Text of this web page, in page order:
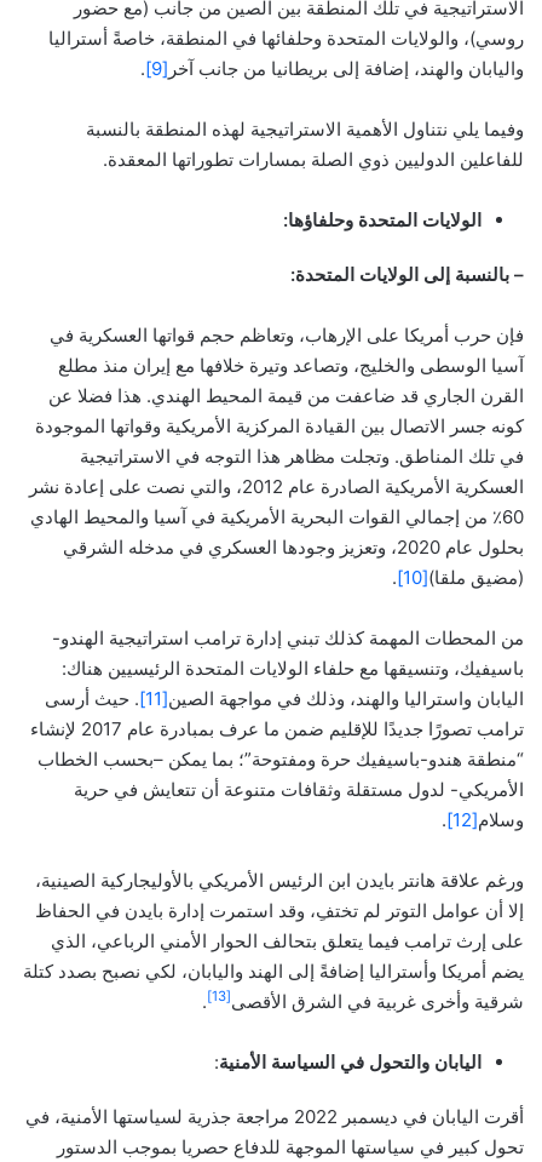
الاستراتيجية في تلك المنطقة بين الصين من جانب (مع حضور
روسي)، والولايات المتحدة وحلفائها في المنطقة، خاصةً أستراليا
واليابان والهند، إضافة إلى بريطانيا من جانب آخر [9]
.
وفيما يلي نتناول الأهمية الاستراتيجية لهذه المنطقة بالنسبة
للفاعلين الدوليين ذوي الصلة بمسارات تطوراتها المعقدة.
الولايات المتحدة وحلفاؤها:
– بالنسبة إلى الولايات المتحدة:
فإن حرب أمريكا على الإرهاب، وتعاظم حجم قواتها العسكرية في
آسيا الوسطى والخليج، وتصاعد وتيرة خلافها مع إيران منذ مطلع
القرن الجاري قد ضاعفت من قيمة المحيط الهندي. هذا فضلا عن
كونه جسر الاتصال بين القيادة المركزية الأمريكية وقواتها الموجودة
في تلك المناطق. وتجلت مظاهر هذا التوجه في الاستراتيجية
العسكرية الأمريكية الصادرة عام 2012، والتي نصت على إعادة نشر
60٪ من إجمالي القوات البحرية الأمريكية في آسيا والمحيط الهادي
بحلول عام 2020، وتعزيز وجودها العسكري في مدخله الشرقي
(مضيق ملقا)[10]
.
من المحطات المهمة كذلك تبني إدارة ترامب استراتيجية الهندو-
باسيفيك، وتنسيقها مع حلفاء الولايات المتحدة الرئيسيين هناك:
اليابان واستراليا والهند، وذلك في مواجهة الصين[11]
. حيث أرسى
ترامب تصورًا جديدًا للإقليم ضمن ما عرف بمبادرة عام 2017 لإنشاء
“منطقة هندو-باسيفيك حرة ومفتوحة”؛ بما يمكن –بحسب الخطاب
الأمريكي- لدول مستقلة وثقافات متنوعة أن تتعايش في حرية
وسلام[12]
.
ورغم علاقة هانتر بايدن ابن الرئيس الأمريكي بالأوليجاركية الصينية،
إلا أن عوامل التوتر لم تختفِ، وقد استمرت إدارة بايدن في الحفاظ
على إرث ترامب فيما يتعلق بتحالف الحوار الأمني الرباعي، الذي
يضم أمريكا وأستراليا إضافةً إلى الهند واليابان، لكي نصبح بصدد كتلة
شرقية وأخرى غربية في الشرق الأقصى[13]
.
اليابان والتحول في السياسة الأمنية:
أقرت اليابان في ديسمبر 2022 مراجعة جذرية لسياستها الأمنية، في
تحول كبير في سياستها الموجهة للدفاع حصريا بموجب الدستور